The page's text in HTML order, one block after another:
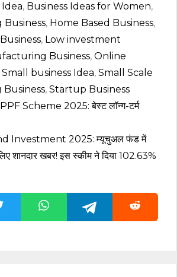
, Business Ideas for Women,
Business, Home Based Business,
, Low investment
Business, Online
Small business Idea, Small Scale
, Startup Business
Scheme 2025: बेस्ट लॉन्ग-टर्म
Investment 2025: म्यूचुअल फंड में
शानदार खबर! इस स्कीम ने दिया 102.63%